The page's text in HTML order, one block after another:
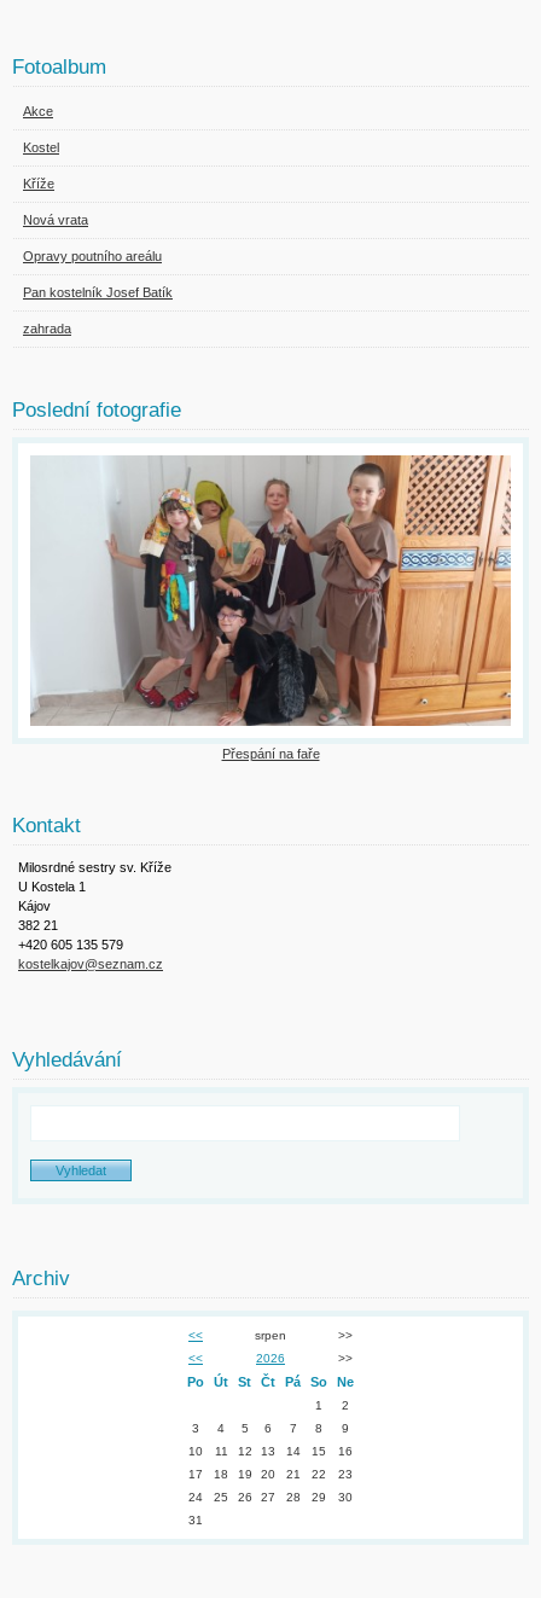
Fotoalbum
Akce
Kostel
Kříže
Nová vrata
Opravy poutního areálu
Pan kostelník Josef Batík
zahrada
Poslední fotografie
Přespání na faře
Kontakt
Milosrdné sestry sv. Kříže
U Kostela 1
Kájov
382 21
+420 605 135 579
kostelkajov@seznam.cz
Vyhledávání
Archiv
<< srpen
>>
<<
2026 >>
Po Út St Čt Pá So Ne
1
2
3
4 5 6 7 8
9
10
11 12 13 14 15
16
17
18 19 20 21 22
23
24
25 26 27 28 29
30
31